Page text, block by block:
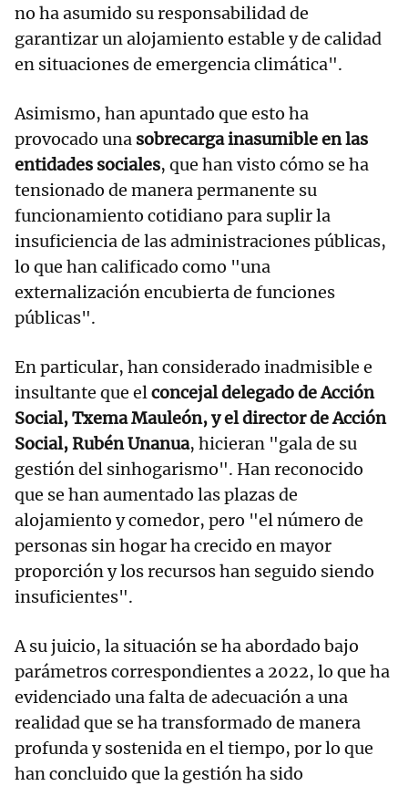
no ha asumido su responsabilidad de
garantizar un alojamiento estable y de calidad
en situaciones de emergencia climática".
Asimismo, han apuntado que esto ha
provocado una sobrecarga inasumible en las
entidades sociales, que han visto cómo se ha
tensionado de manera permanente su
funcionamiento cotidiano para suplir la
insuficiencia de las administraciones públicas,
lo que han calificado como "una
externalización encubierta de funciones
públicas".
En particular, han considerado inadmisible e
insultante que elconcejal delegado de Acción
Social, Txema Mauleón, y el director de Acción
Social, Rubén Unanua, hicieran "gala de su
gestión del sinhogarismo". Han reconocido
que se han aumentado las plazas de
alojamiento y comedor, pero "el número de
personas sin hogar ha crecido en mayor
proporción y los recursos han seguido siendo
insuficientes".
A su juicio, la situación se ha abordado bajo
parámetros correspondientes a 2022, lo que ha
evidenciado una falta de adecuación a una
realidad que se ha transformado de manera
profunda y sostenida en el tiempo, por lo que
han concluido que la gestión ha sido